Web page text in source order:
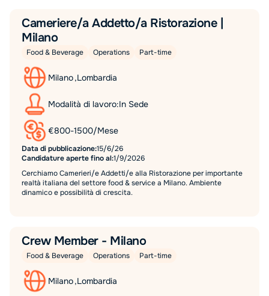
Cameriere/a Addetto/a Ristorazione |
Milano
Food & Beverage Operations Part-time
Milano,Lombardia
Modalità di lavoro:In Sede
€800-1500/Mese
Data di pubblicazione:15/6/26
Candidature aperte fino al:1/9/2026
Cerchiamo Camerieri/e Addetti/e alla Ristorazione per importante
realtà italiana del settore food & service a Milano. Ambiente
dinamico e possibilità di crescita.
Crew Member - Milano
Food & Beverage Operations Part-time
Milano,Lombardia